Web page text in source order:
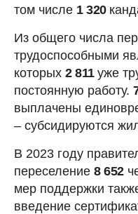
том числе 1 320
Из общего числа
трудоспособными
которых 2 811уже
постоянную работу.
выплачены
– субсидируются
В 2023 году
переселение 8 652
мер поддержки
введение